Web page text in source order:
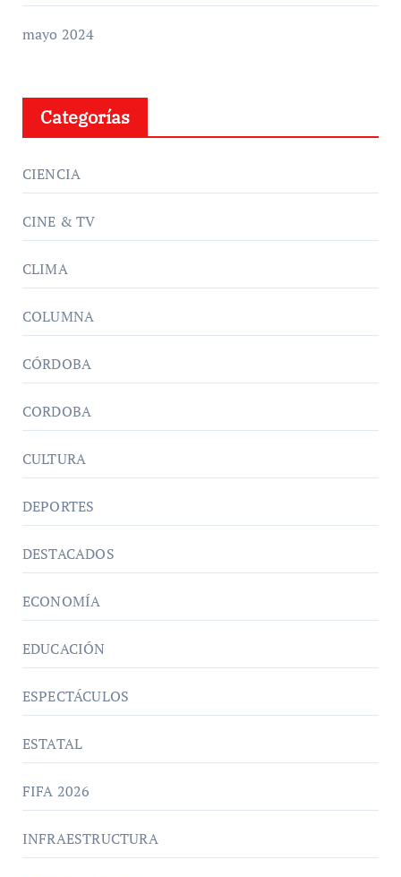
mayo 2024
Categorías
CIENCIA
CINE & TV
CLIMA
COLUMNA
CÓRDOBA
CORDOBA
CULTURA
DEPORTES
DESTACADOS
ECONOMÍA
EDUCACIÓN
ESPECTÁCULOS
ESTATAL
FIFA 2026
INFRAESTRUCTURA